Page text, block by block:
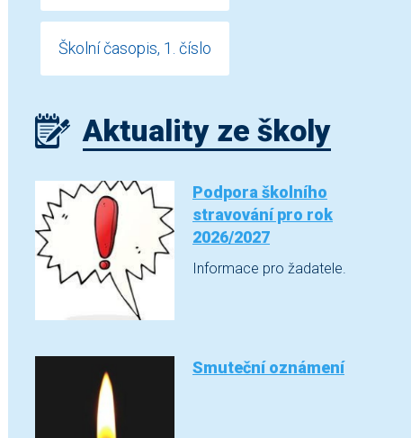
Školní časopis, 1. číslo
Aktuality ze školy
Podpora školního
stravování pro rok
2026/2027
Informace pro žadatele.
Smuteční oznámení